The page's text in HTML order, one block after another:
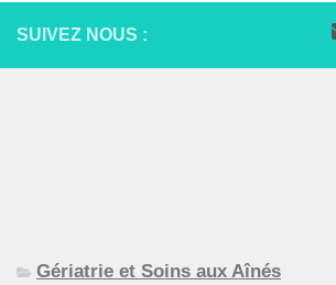
SUIVEZ NOUS :
Gériatrie et Soins aux Aînés